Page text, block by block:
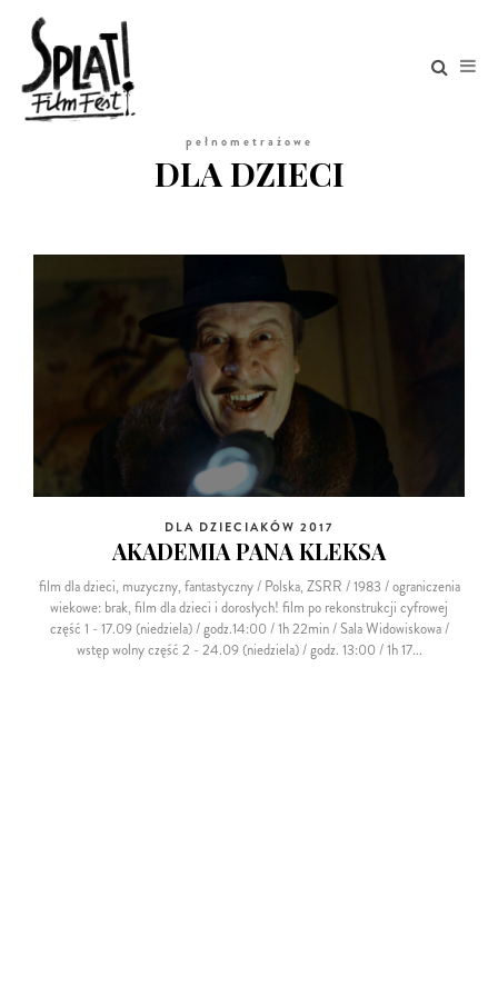
pełnometrażowe
DLA DZIECI
DLA DZIECIAKÓW 2017
AKADEMIA PANA KLEKSA
film dla dzieci, muzyczny, fantastyczny / Polska, ZSRR / 1983 / ograniczenia
wiekowe: brak, film dla dzieci i dorosłych! film po rekonstrukcji cyfrowej
część 1 - 17.09 (niedziela) / godz.14:00 / 1h 22min / Sala Widowiskowa /
wstęp wolny część 2 - 24.09 (niedziela) / godz. 13:00 / 1h 17...